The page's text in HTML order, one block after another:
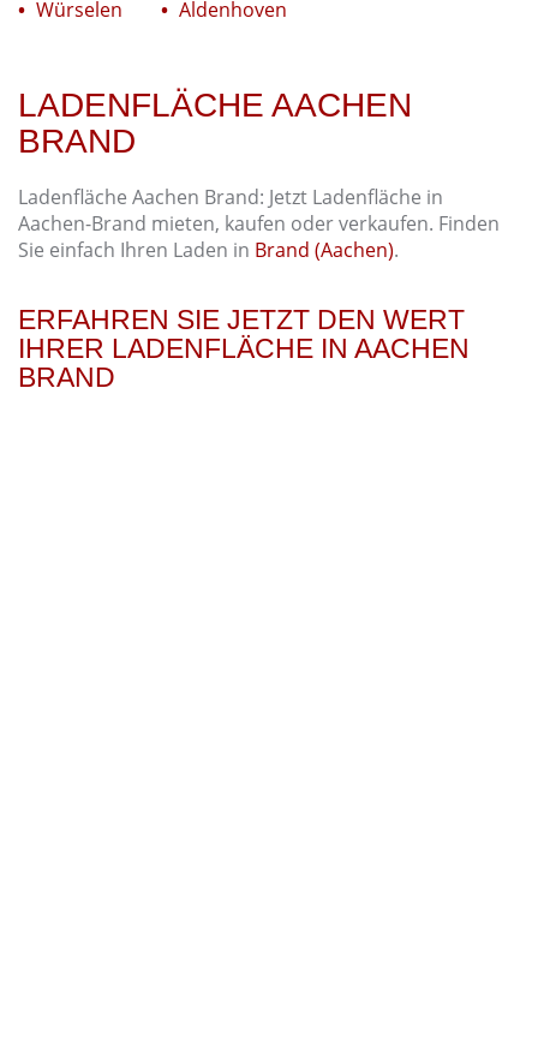
Würselen
Aldenhoven
LADENFLÄCHE AACHEN
BRAND
Ladenfläche Aachen Brand: Jetzt Ladenfläche in
Aachen-Brand mieten, kaufen oder verkaufen. Finden
Sie einfach Ihren Laden in Brand (Aachen).
ERFAHREN SIE JETZT DEN WERT
IHRER LADENFLÄCHE IN AACHEN
BRAND